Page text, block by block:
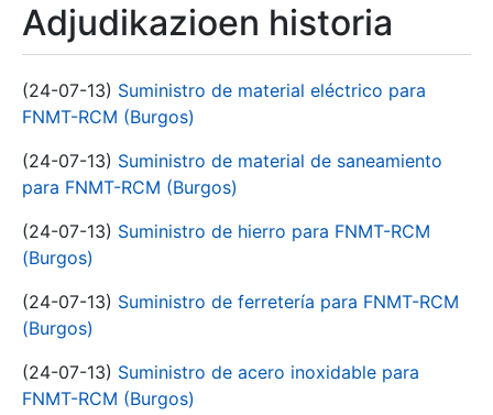
Adjudikazioen historia
(24-07-13) Suministro de material eléctrico para
FNMT-RCM (Burgos)
(24-07-13) Suministro de material de saneamiento
para FNMT-RCM (Burgos)
(24-07-13) Suministro de hierro para FNMT-RCM
(Burgos)
(24-07-13) Suministro de ferretería para FNMT-RCM
(Burgos)
(24-07-13) Suministro de acero inoxidable para
FNMT-RCM (Burgos)